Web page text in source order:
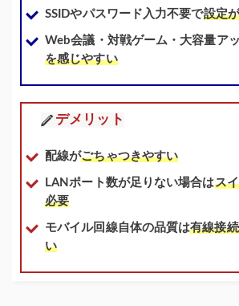
SSIDやパスワード入力不要で設定
Web会議・対戦ゲーム・大容量ア
を感じやすい
デメリット
配線がごちゃつきやすい
LANポート数が足りない場合はス
必要
モバイル回線自体の品質は有線接
い